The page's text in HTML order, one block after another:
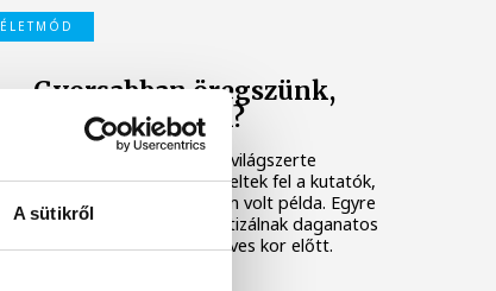
A sütikről
ÉLETMÓD
Gyorsabban öregszünk,
mint a szüleink?
Az elmúlt harminc évben világszerte
aggasztó jelenségre figyeltek fel a kutatók,
amire korábban még nem volt példa. Egyre
több embernél diagnosztizálnak daganatos
betegséget már 50–55 éves kor előtt.